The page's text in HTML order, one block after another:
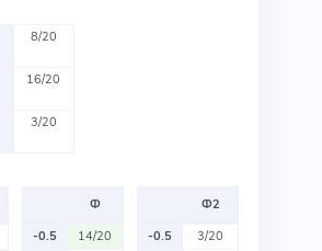
8/20
16/20
3/20
Ф
-0.5
14/20
Ф2
-0.5
3/20